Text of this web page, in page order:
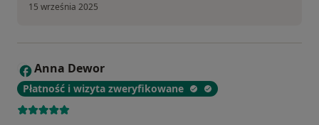
15 września 2025
A Anna Dewor
Płatność i wizyta zweryfikowane